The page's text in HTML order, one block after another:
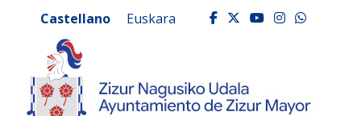
Ayuntamiento de
Castellano Euskara facebook
twitter
youtube